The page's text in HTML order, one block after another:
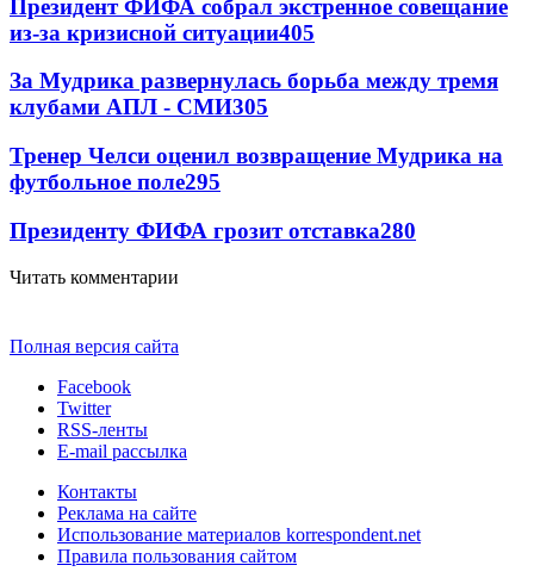
Президент ФИФА собрал экстренное совещание
из-за кризисной ситуации405
За Мудрика развернулась борьба между тремя
клубами АПЛ - СМИ305
Тренер Челси оценил возвращение Мудрика на
футбольное поле295
Президенту ФИФА грозит отставка280
Читать комментарии
Полная версия сайта
Facebook
Twitter
RSS-ленты
E-mail рассылка
Контакты
Реклама на сайте
Использование материалов korrespondent.net
Правила пользования сайтом